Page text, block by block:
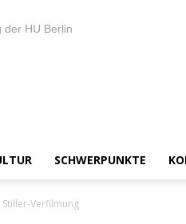
der HU Berlin
SCHWERPUNKTE
Verfilmung